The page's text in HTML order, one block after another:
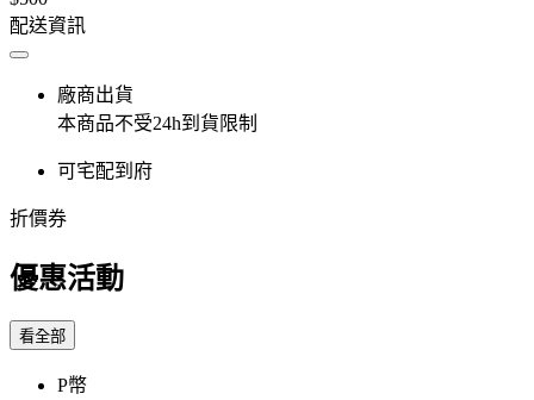
配送資訊
廠商出貨
本商品不受24h到貨限制
可宅配到府
折價券
優惠活動
看全部
P幣